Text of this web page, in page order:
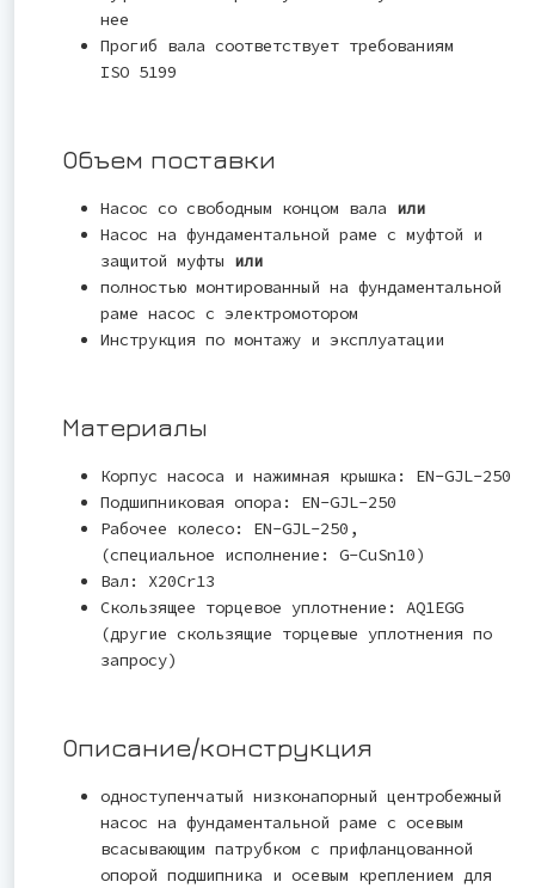
нее
Прогиб вала соответствует требованиям
ISO 5199
Объем поставки
Насос со свободным концом вала или
Насос на фундаментальной раме с муфтой и
защитой муфты или
полностью монтированный на фундаментальной
раме насос с электромотором
Инструкция по монтажу и эксплуатации
Материалы
Корпус насоса и нажимная крышка: EN-GJL-250
Подшипниковая опора: EN-GJL-250
Рабочее колесо: EN-GJL-250,
(специальное исполнение: G-CuSn10)
Вал: X20Cr13
Скользящее торцевое уплотнение: AQ1EGG
(другие скользящие торцевые уплотнения по
запросу)
Описание/конструкция
одноступенчатый низконапорный центробежный
насос на фундаментальной раме с осевым
всасывающим патрубком с прифланцованной
опорой подшипника и осевым креплением для